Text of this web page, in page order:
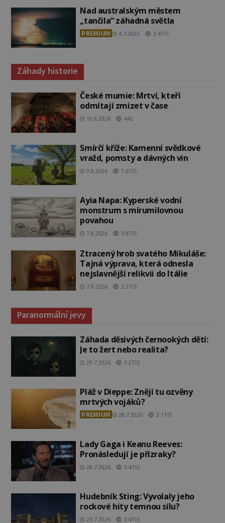
Nad australským městem
„tančila“ záhadná světla
PREMIUM 4.7.2026 3.4TIS
Záhady historie
České mumie: Mrtví, kteří
odmítají zmizet v čase
10.8.2026 442
Smírčí kříže: Kamenní svědkové
vražd, pomsty a dávných vin
9.8.2026 1.6TIS
Ayia Napa: Kyperské vodní
monstrum s mírumilovnou
povahou
7.8.2026 5.8TIS
Ztracený hrob svatého Mikuláše:
Tajná výprava, která odnesla
nejslavnější relikvii do Itálie
7.8.2026 3.2TIS
Paranormální jevy
Záhada děsivých černookých dětí:
Je to žert nebo realita?
29.7.2026 3.2TIS
Pláž v Dieppe: Znějí tu ozvěny
mrtvých vojáků?
PREMIUM 28.7.2026 3.1TIS
Lady Gaga i Keanu Reeves:
Pronásledují je přízraky?
28.7.2026 3.4TIS
Hudebník Sting: Vyvolaly jeho
rockové hity temnou sílu?
23.7.2026 3.4TIS